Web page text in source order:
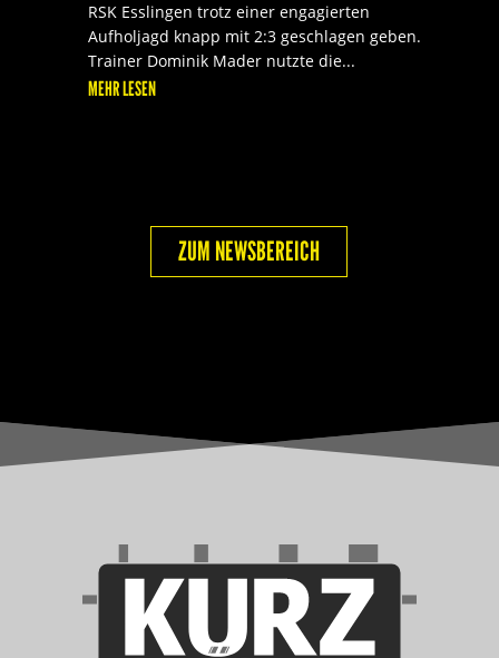
RSK Esslingen trotz einer engagierten
Aufholjagd knapp mit 2:3 geschlagen geben.
Trainer Dominik Mader nutzte die...
MEHR LESEN
ZUM NEWSBEREICH